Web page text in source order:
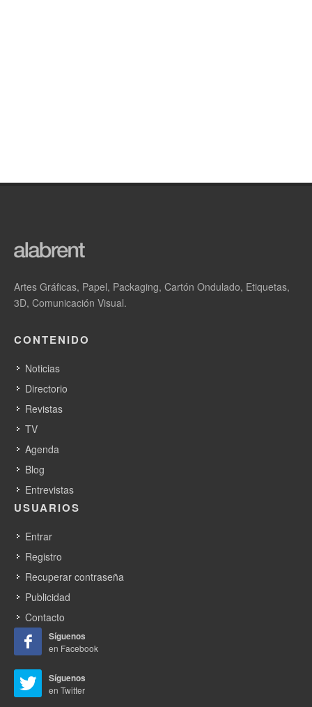
Artes Gráficas, Papel, Packaging, Cartón Ondulado, Etiquetas,
3D, Comunicación Visual.
CONTENIDO
Noticias
Directorio
Revistas
TV
Agenda
Blog
Entrevistas
USUARIOS
Entrar
Registro
Recuperar contraseña
Publicidad
Contacto
Síguenos
en Facebook
Síguenos
en Twitter